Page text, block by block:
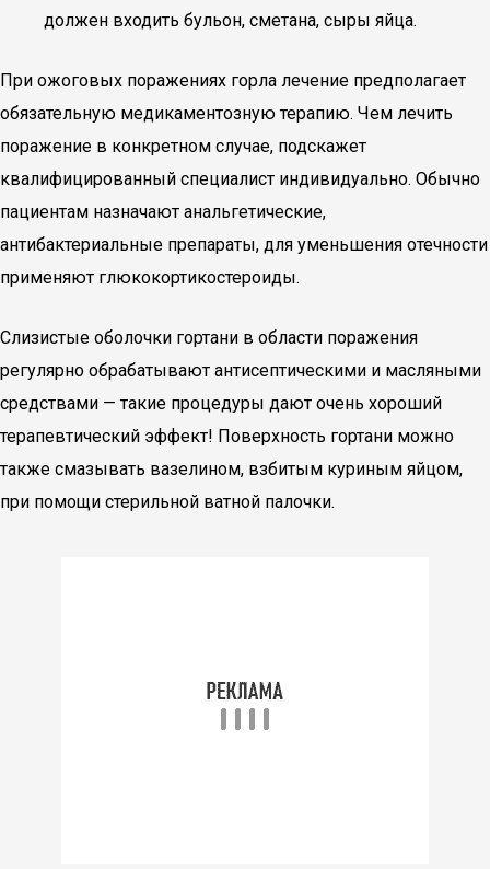
должен входить бульон, сметана, сыры яйца.
При ожоговых поражениях горла лечение предполагает
обязательную медикаментозную терапию. Чем лечить
поражение в конкретном случае, подскажет
квалифицированный специалист индивидуально. Обычно
пациентам назначают анальгетические,
антибактериальные препараты, для уменьшения отечности
применяют глюкокортикостероиды.
Слизистые оболочки гортани в области поражения
регулярно обрабатывают антисептическими и масляными
средствами — такие процедуры дают очень хороший
терапевтический эффект! Поверхность гортани можно
также смазывать вазелином, взбитым куриным яйцом,
при помощи стерильной ватной палочки.